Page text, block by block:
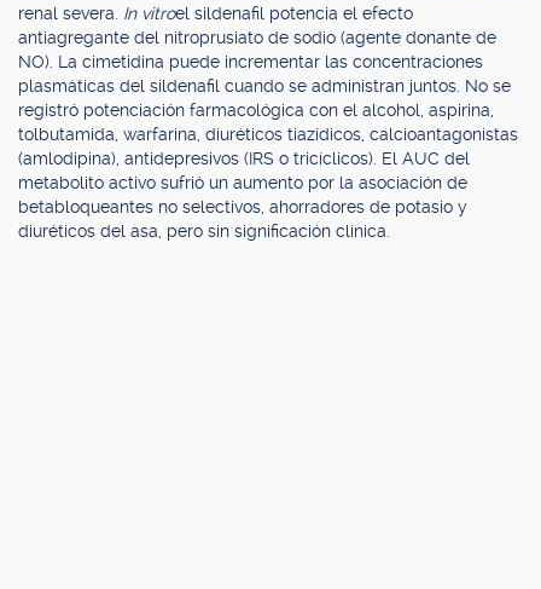
renal severa. In vitroel sildenafil potencia el efecto
antiagregante del nitroprusiato de sodio (agente donante de
NO). La cimetidina puede incrementar las concentraciones
plasmáticas del sildenafil cuando se administran juntos. No se
registró potenciación farmacológica con el alcohol, aspirina,
tolbutamida, warfarina, diuréticos tiazídicos, calcioantagonistas
(amlodipina), antidepresivos (IRS o tricíclicos). El AUC del
metabolito activo sufrió un aumento por la asociación de
betabloqueantes no selectivos, ahorradores de potasio y
diuréticos del asa, pero sin significación clínica.